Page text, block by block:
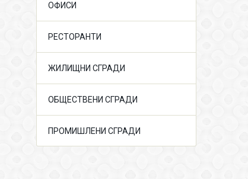
ОФИСИ
РЕСТОРАНТИ
ЖИЛИЩНИ СГРАДИ
ОБЩЕСТВЕНИ СГРАДИ
ПРОМИШЛЕНИ СГРАДИ